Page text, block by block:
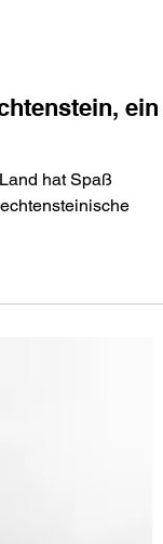
ein
hat Spaß